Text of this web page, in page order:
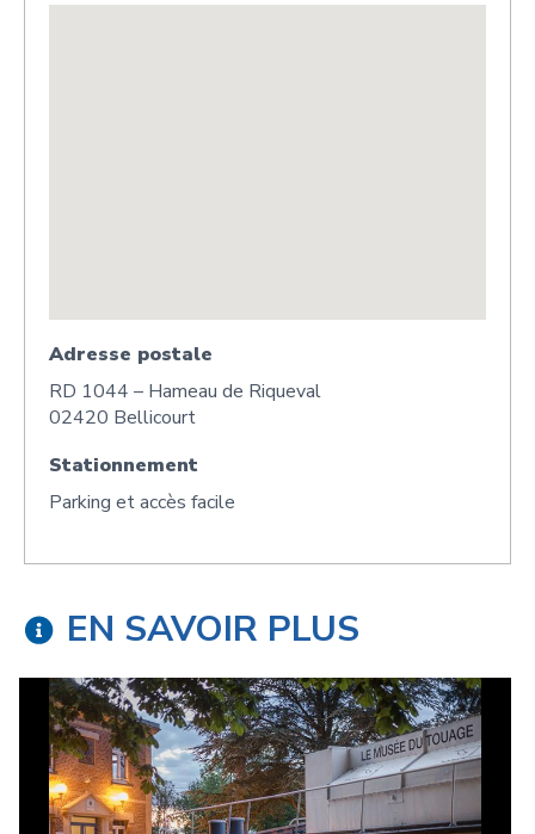
Adresse postale
RD 1044 – Hameau de Riqueval
02420 Bellicourt
Stationnement
Parking et accès facile
EN SAVOIR PLUS